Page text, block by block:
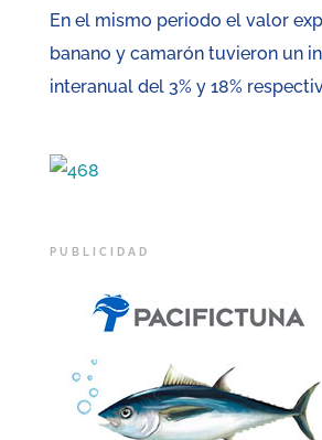
En el mismo periodo el valor
banano y camarón tuvieron un
interanual del 3% y 18%